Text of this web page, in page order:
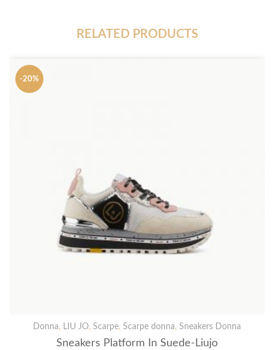
RELATED PRODUCTS
-20%
Donna, LIU JO, Scarpe, Scarpe donna, Sneakers Donna
Sneakers Platform In Suede-Liujo